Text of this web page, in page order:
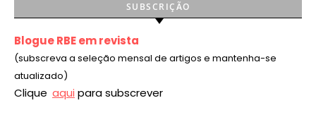
SUBSCRIÇÃO
Blogue RBE em revista
(subscreva a seleção mensal de artigos e mantenha-se
atualizado)
Clique aqui para subscrever